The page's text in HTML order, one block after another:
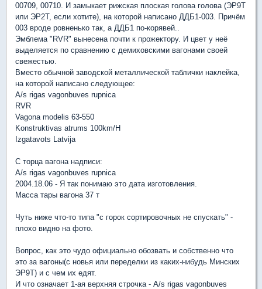
00709, 00710. И замыкает рижская плоская голова голова (ЭР9Т
или ЭР2Т, если хотите), на которой написано ДДБ1-003. Причём
003 вроде ровненько так, а ДДБ1 по-корявей..
Эмблема "RVR" вынесена почти к прожектору. И цвет у неё
выделяется по сравнению с демиховскими вагонами своей
свежестью.
Вместо обычной заводской металлической таблички наклейка,
на которой написано следующее:
A/s rigas vagonbuves rupnica
RVR
Vagona modelis 63-550
Konstruktivas atrums 100km/H
Izgatavots Latvija
С торца вагона надписи:
A/s rigas vagonbuves rupnica
2004.18.06 - Я так понимаю это дата изготовления.
Масса тары вагона 37 т
Чуть ниже что-то типа "с горок сортировочных не спускать" -
плохо видно на фото.
Вопрос, как это чудо официально обозвать и собственно что
это за вагоны(с новья или переделки из каких-нибудь Минских
ЭР9Т) и с чем их едят.
И что означает 1-ая верхняя строчка - A/s rigas vagonbuves